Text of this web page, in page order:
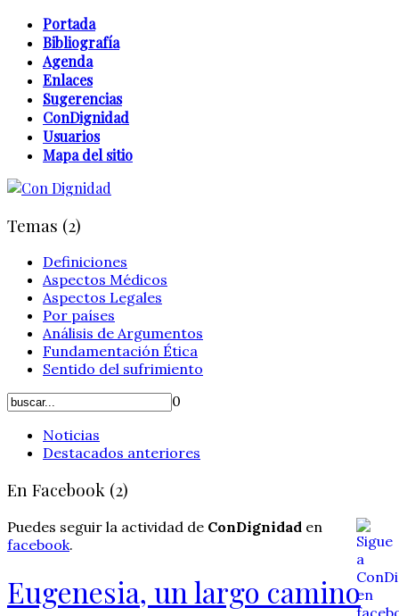
Portada
Bibliografía
Agenda
Enlaces
Sugerencias
ConDignidad
Usuarios
Mapa del sitio
Temas (2)
Definiciones
Aspectos Médicos
Aspectos Legales
Por países
Análisis de Argumentos
Fundamentación Ética
Sentido del sufrimiento
0
Noticias
Destacados anteriores
En Facebook (2)
Puedes seguir la actividad de ConDignidad en
facebook.
Eugenesia, un largo camino